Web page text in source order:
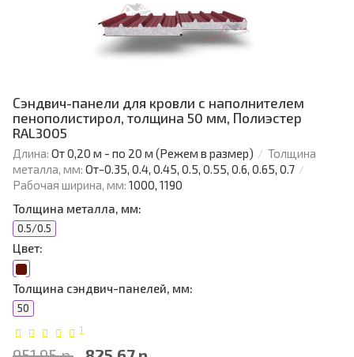
Сэндвич-панели для кровли с наполнителем
пенополистирол, толщина 50 мм, Полиэстер
RAL3005
Длина: От 0,20 м - по 20 м (Режем в размер)
Толщина
металла, мм: От-0.35, 0.4, 0.45, 0.5, 0.55, 0.6, 0.65, 0.7
Рабочая ширина, мм: 1000, 1190
Толщина металла, мм:
0.5/0.5
Цвет:
Толщина сэндвич-панелей, мм:
50
1